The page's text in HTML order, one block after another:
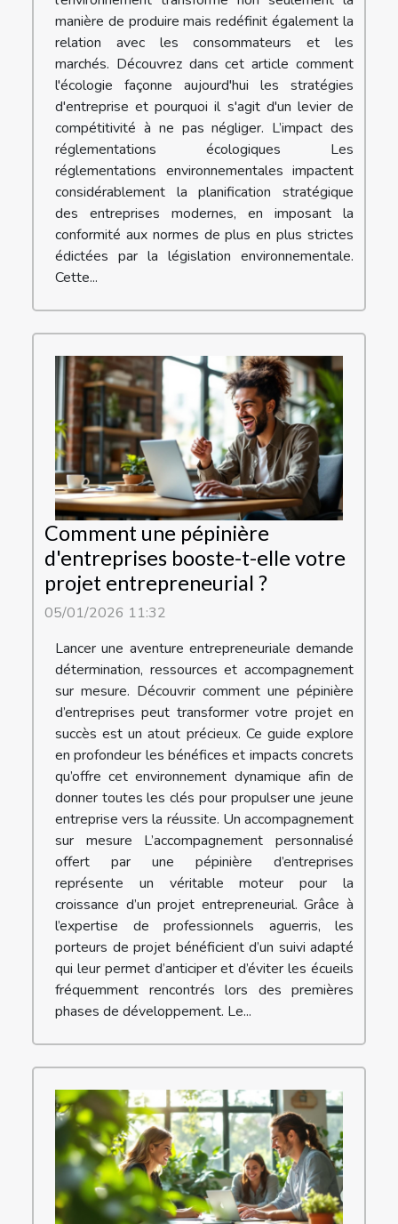
manière de produire mais redéfinit également la
relation avec les consommateurs et les
marchés. Découvrez dans cet article comment
l'écologie façonne aujourd'hui les stratégies
d'entreprise et pourquoi il s'agit d'un levier de
compétitivité à ne pas négliger. L’impact des
réglementations écologiques Les
réglementations environnementales impactent
considérablement la planification stratégique
des entreprises modernes, en imposant la
conformité aux normes de plus en plus strictes
édictées par la législation environnementale.
Cette...
Comment une pépinière
d'entreprises booste-t-elle votre
projet entrepreneurial ?
05/01/2026 11:32
Lancer une aventure entrepreneuriale demande
détermination, ressources et accompagnement
sur mesure. Découvrir comment une pépinière
d’entreprises peut transformer votre projet en
succès est un atout précieux. Ce guide explore
en profondeur les bénéfices et impacts concrets
qu’offre cet environnement dynamique afin de
donner toutes les clés pour propulser une jeune
entreprise vers la réussite. Un accompagnement
sur mesure L’accompagnement personnalisé
offert par une pépinière d’entreprises
représente un véritable moteur pour la
croissance d’un projet entrepreneurial. Grâce à
l’expertise de professionnels aguerris, les
porteurs de projet bénéficient d’un suivi adapté
qui leur permet d’anticiper et d’éviter les écueils
fréquemment rencontrés lors des premières
phases de développement. Le...